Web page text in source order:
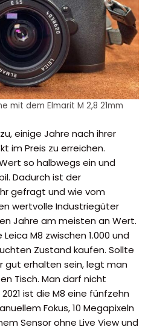
mit dem Elmarit M 2,8 21mm
einige Jahre nach ihrer
im Preis zu erreichen.
so halbwegs ein und
Dadurch ist der
gefragt und wie vom
wertvolle Industriegüter
Jahre am meisten an Wert.
M8 zwischen 1.000 und
Zustand kaufen. Sollte
gut erhalten sein, legt man
Tisch. Man darf nicht
ist die M8 eine fünfzehn
Fokus, 10 Megapixeln
Sensor ohne Live View und